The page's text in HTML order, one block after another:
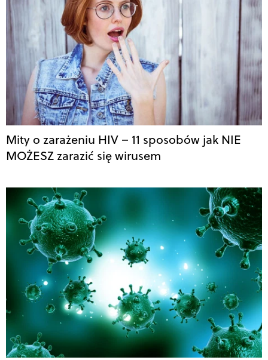
Mity o zarażeniu HIV – 11 sposobów jak NIE
MOŻESZ zarazić się wirusem